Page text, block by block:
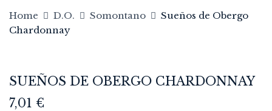
Home D.O. Somontano
Sueños de Obergo
Chardonnay
SUEÑOS DE OBERGO CHARDONNAY
7,01 €
Your rating